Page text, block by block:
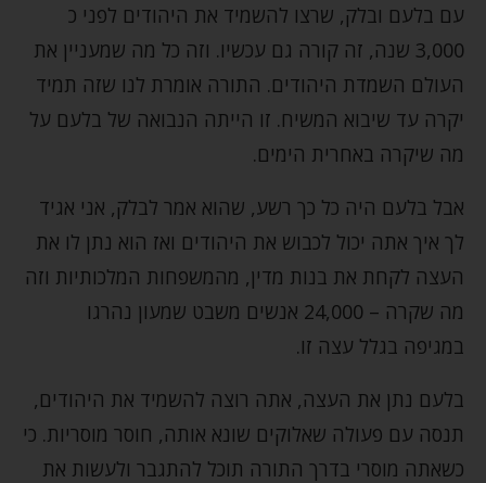
עם בלעם ובלק, שרצו להשמיד את היהודים לפני כ
3,000 שנה, זה קורה גם עכשיו. וזה כל מה שמעניין את
העולם השמדת היהודים. התורה אומרת לנו שזה תמיד
יקרה עד שיבוא המשיח. זו הייתה הנבואה של בלעם על
מה שיקרה באחרית הימים.
אבל בלעם היה כל כך רשע, שהוא אמר לבלק, אני אגיד
לך איך אתה יכול לכבוש את היהודים ואז הוא נתן לו את
העצה לקחת את בנות מדין, מהמשפחות המלכותיות וזה
מה שקרה – 24,000 אנשים משבט שמעון נהרגו
במגיפה בגלל עצה זו.
בלעם נתן את העצה, אתה רוצה להשמיד את היהודים,
תנסה עם פעולה שאלוקים שונא אותה, חוסר מוסריות. כי
כשאתה מוסרי בדרך התורה תוכל להתגבר ולעשות את